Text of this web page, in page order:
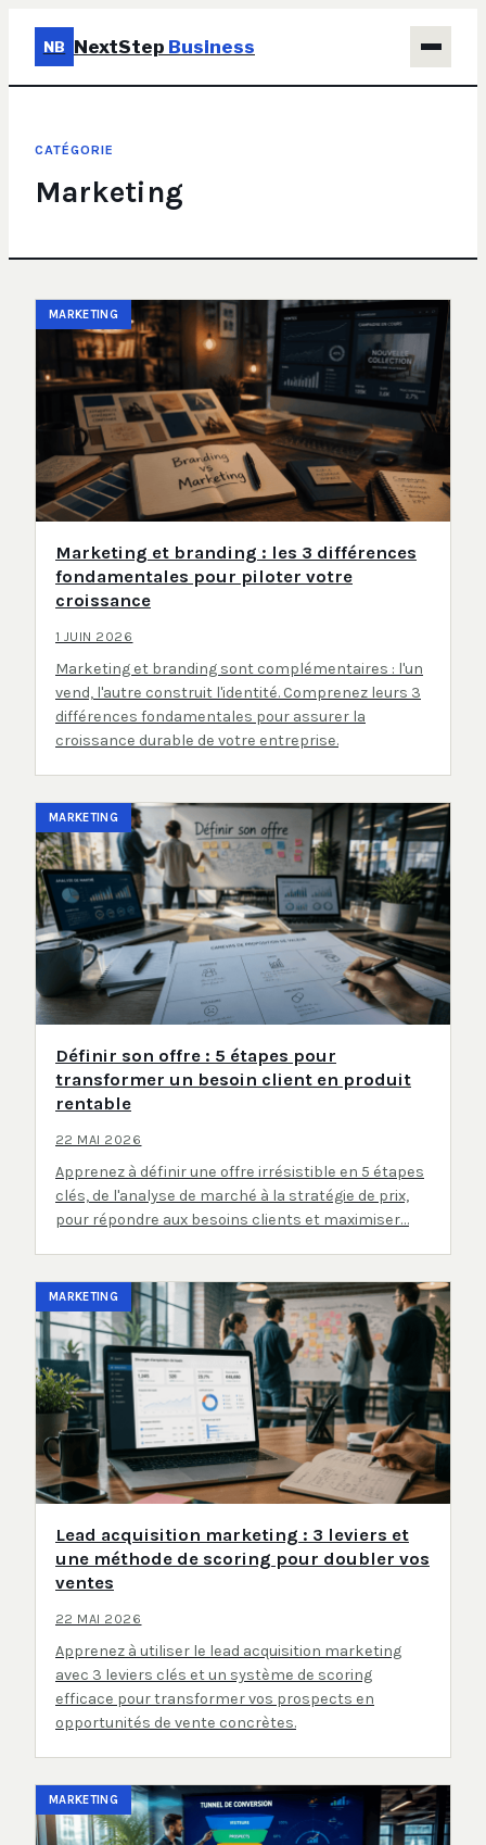
NB NextStep Business
Marketing
CATÉGORIE
Marketing
MARKETING
Marketing et branding : les 3 différences
fondamentales pour piloter votre
croissance
1 JUIN 2026
Marketing et branding sont complémentaires : l'un
vend, l'autre construit l'identité. Comprenez leurs 3
différences fondamentales pour assurer la
croissance durable de votre entreprise.
MARKETING
Définir son offre : 5 étapes pour
transformer un besoin client en produit
rentable
22 MAI 2026
Apprenez à définir une offre irrésistible en 5 étapes
clés, de l'analyse de marché à la stratégie de prix,
pour répondre aux besoins clients et maximiser…
MARKETING
Lead acquisition marketing : 3 leviers et
une méthode de scoring pour doubler vos
ventes
22 MAI 2026
Apprenez à utiliser le lead acquisition marketing
avec 3 leviers clés et un système de scoring
efficace pour transformer vos prospects en
opportunités de vente concrètes.
MARKETING